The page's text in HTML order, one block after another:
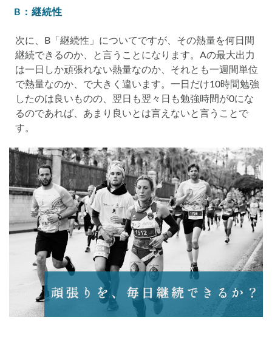
B：継続性
次に、B「継続性」についてですが、その熱量を何日間
継続できるのか、と言うことになります。Aの最大出力
は一日しか頑張れない熱量なのか、それとも一週間単位
で熱量なのか、で大きく違います。一日だけ10時間勉強
したのは良いものの、翌日も翌々日も勉強時間が0にな
るのであれば、あまり良いとは言えないと言うことで
す。